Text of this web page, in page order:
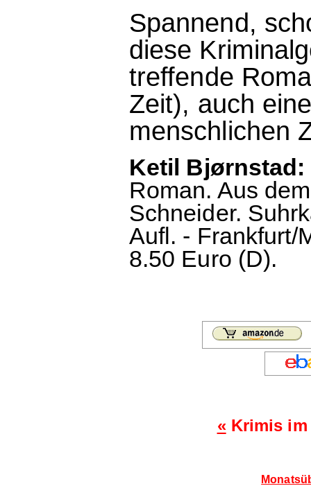
Spannend,
diese
treffende
Zeit), auch
menschlichen
Ketil
Roman. Aus
Schneider.
Aufl. - Frankfurt/
8.50 Euro (D).
«Krimis im